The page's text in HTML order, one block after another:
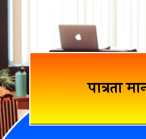
पात्रता